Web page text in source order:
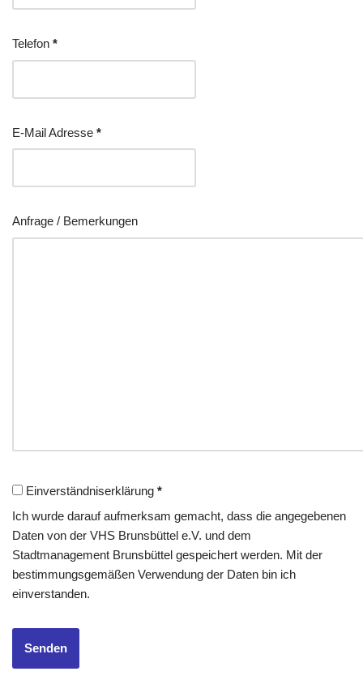
Telefon *
E-Mail Adresse *
Anfrage / Bemerkungen
Einverständniserklärung *
Ich wurde darauf aufmerksam gemacht, dass die angegebenen
Daten von der VHS Brunsbüttel e.V. und dem
Stadtmanagement Brunsbüttel gespeichert werden. Mit der
bestimmungsgemäßen Verwendung der Daten bin ich
einverstanden.
Senden